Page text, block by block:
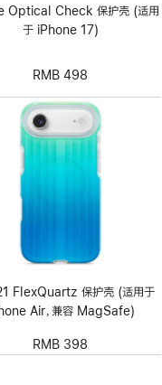
Optical Check 保护壳 (适用
于 iPhone 17)
RMB 498
FlexQuartz 保护壳 (适用于
Air，兼容 MagSafe)
RMB 398